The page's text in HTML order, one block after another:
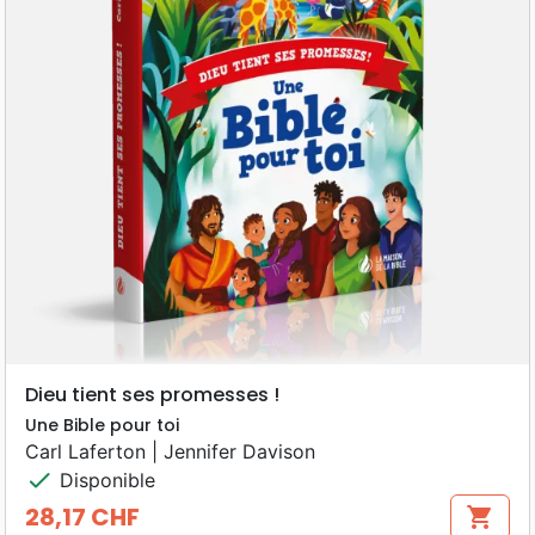
Dieu tient ses promesses !
Une Bible pour toi
Carl Laferton | Jennifer Davison
check Disponible
Prix
28,17 CHF shopping_cart